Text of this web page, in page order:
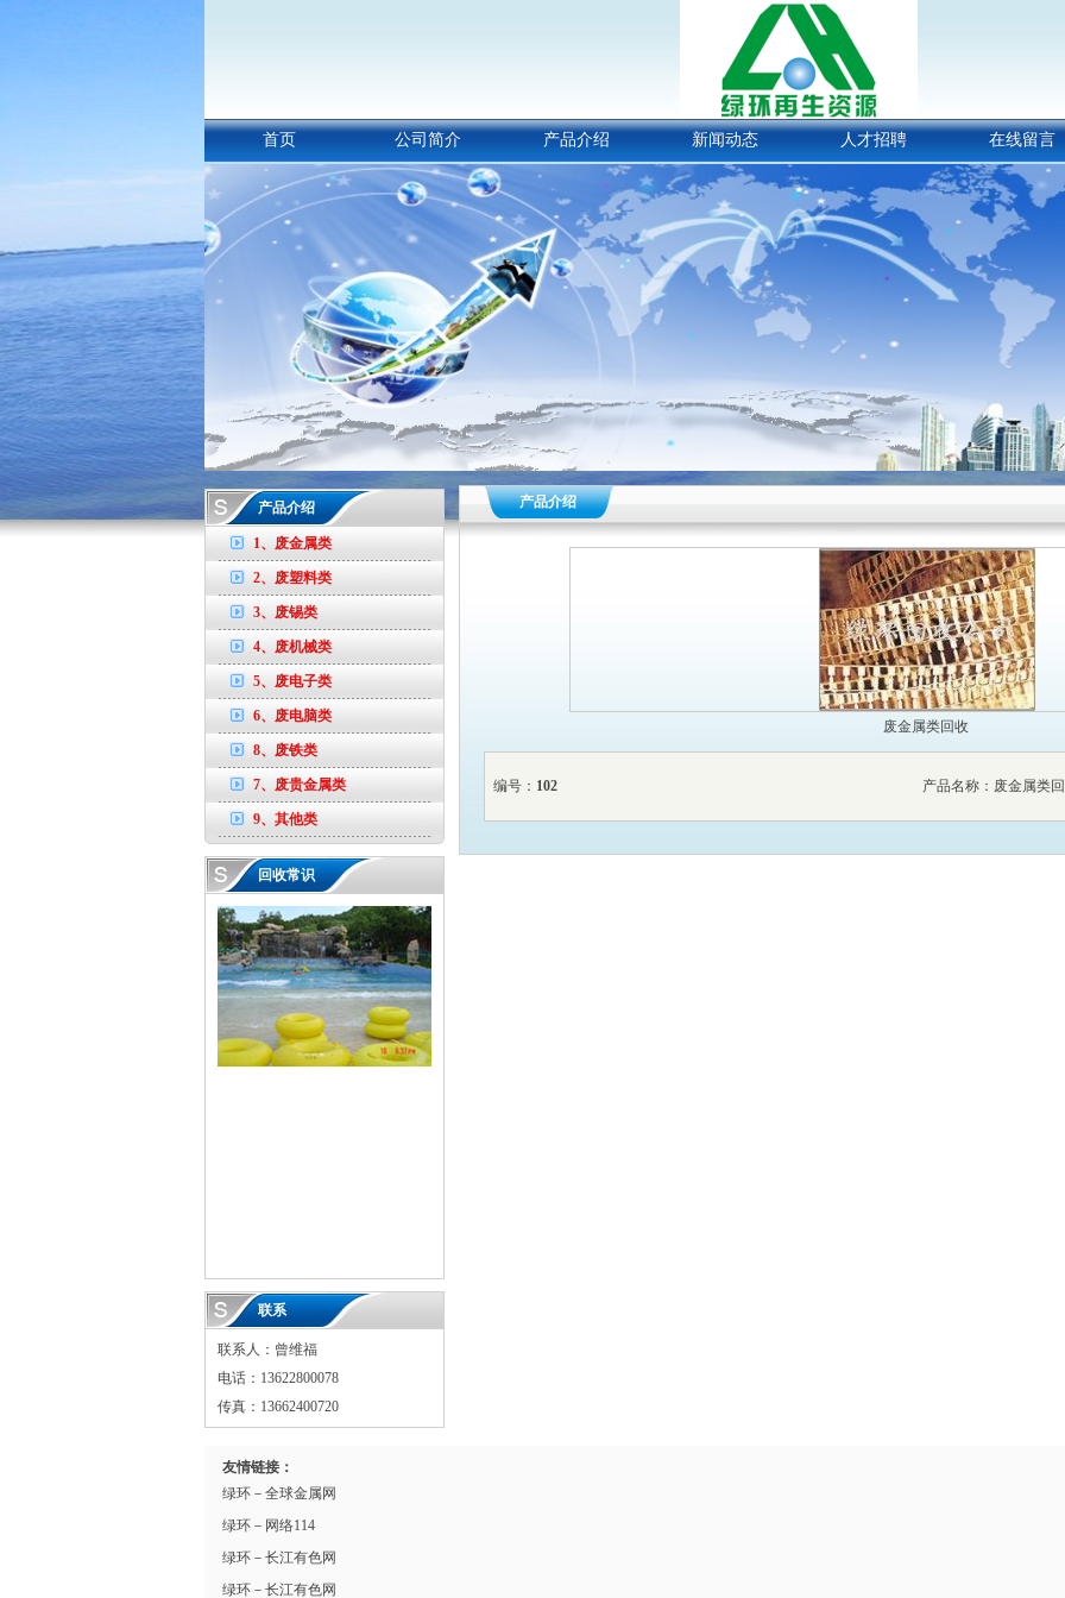
首页 公司简介 产品介绍 新闻动态 人才招聘 在线留言
产品介绍
1、废金属类
2、废塑料类
3、废锡类
4、废机械类
5、废电子类
6、废电脑类
8、废铁类
7、废贵金属类
9、其他类
回收常识
联系
联系人：曾维福
电话：13622800078
传真：13662400720
产品介绍
废金属类回收
编号： 102 产品名称： 废金属类
友情链接：
绿环－全球金属网
绿环－网络114
绿环－长江有色网
绿环－长江有色网